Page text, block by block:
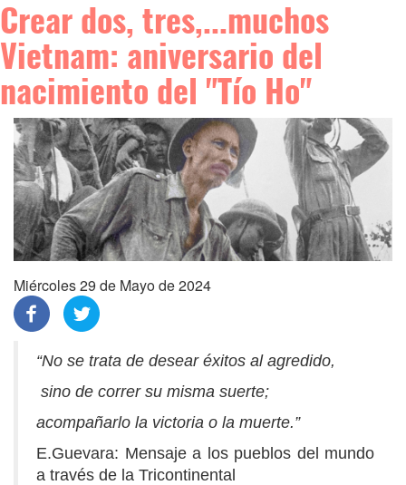
Crear dos, tres,...muchos
Vietnam: aniversario del
nacimiento del "Tío Ho"
Miércoles 29 de Mayo de 2024
“No se trata de desear éxitos al agredido,
sino de correr su misma suerte;
acompañarlo la victoria o la muerte.”
E.Guevara: Mensaje a los pueblos del mundo
a través de la Tricontinental